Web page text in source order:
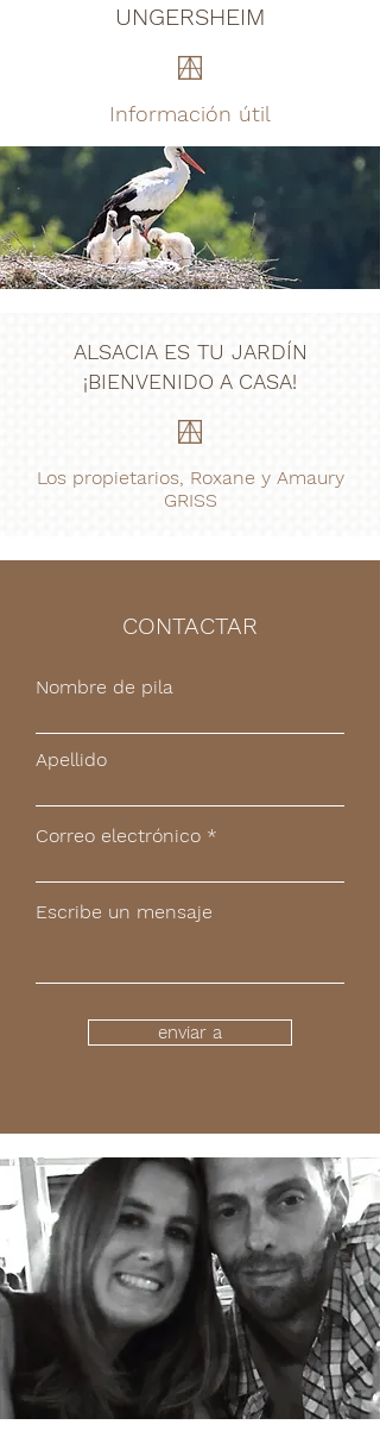
UNGERSHEIM
Información útil
ALSACIA ES TU JARDÍN
¡BIENVENIDO A CASA!
Los propietarios, Roxane y Amaury
GRISS
CONTACTAR
Nombre de pila
Apellido
Correo electrónico
Escribe un mensaje
enviar a